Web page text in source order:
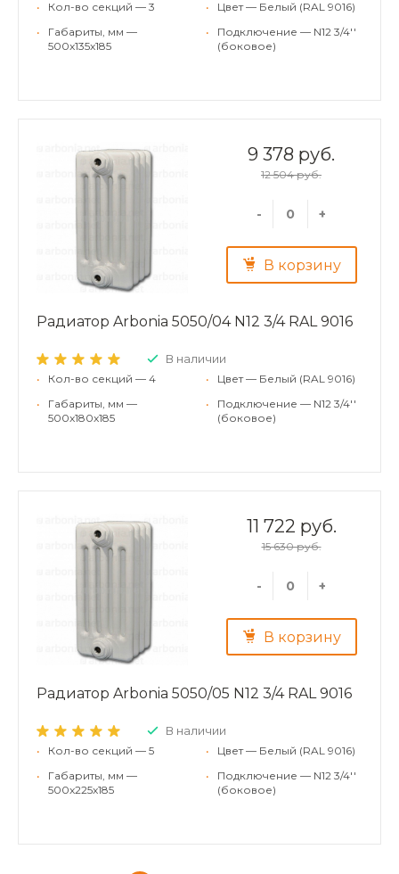
•
Кол-во секций — 3
•
Габариты, мм —
500x135x185
•
Цвет — Белый (RAL 9016)
•
Подключение — N12 3/4''
(боковое)
9 378 руб.
12 504 руб.
- +
В корзину
Радиатор Arbonia 5050/04 N12 3/4 RAL 9016
В наличии
•
Кол-во секций — 4
•
Габариты, мм —
500x180x185
•
Цвет — Белый (RAL 9016)
•
Подключение — N12 3/4''
(боковое)
11 722 руб.
15 630 руб.
- +
В корзину
Радиатор Arbonia 5050/05 N12 3/4 RAL 9016
В наличии
•
Кол-во секций — 5
•
Габариты, мм —
500x225x185
•
Цвет — Белый (RAL 9016)
•
Подключение — N12 3/4''
(боковое)